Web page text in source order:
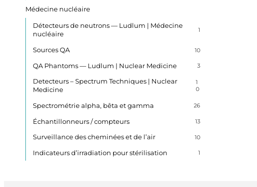
Médecine nucléaire
Détecteurs de neutrons — Ludlum | Médecine
nucléaire
1
Sources QA 10
QA Phantoms — Ludlum | Nuclear Medicine 3
Detecteurs – Spectrum Techniques | Nuclear
Medicine
1
0
Spectrométrie alpha, bêta et gamma 26
Échantillonneurs / compteurs 13
Surveillance des cheminées et de l’air 10
Indicateurs d’irradiation pour stérilisation 1